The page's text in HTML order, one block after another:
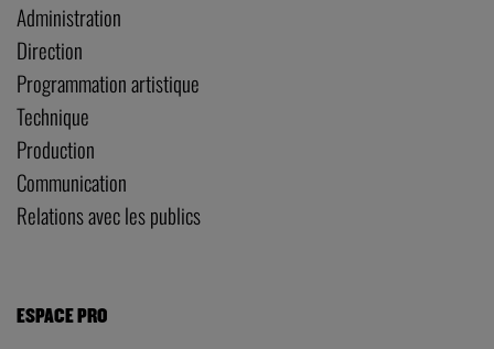
Administration
Direction
Programmation artistique
Technique
Production
Communication
Relations avec les publics
ESPACE PRO